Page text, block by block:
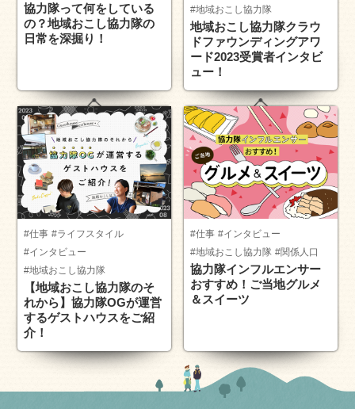
協力隊って何をしている
の？地域おこし協力隊の
日常を深掘り！
#地域おこし協力隊
地域おこし協力隊クラウ
ドファウンディングアワ
ード2023受賞者インタビ
ュー！
#仕事 #ライフスタイル
#インタビュー
#地域おこし協力隊
【地域おこし協力隊のそ
れから】協力隊OGが運営
するゲストハウスをご紹
介！
#仕事 #インタビュー
#地域おこし協力隊 #関係人口
協力隊インフルエンサー
おすすめ！ご当地グルメ
＆スイーツ